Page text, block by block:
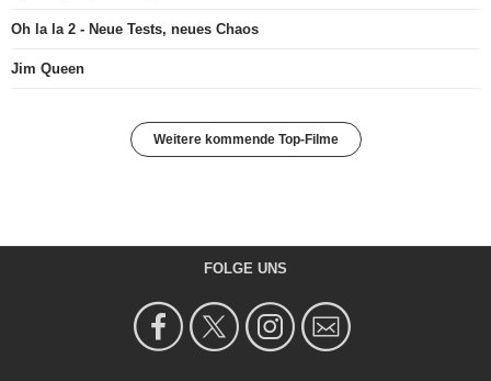
Oh la la 2 - Neue Tests, neues Chaos
Jim Queen
Weitere kommende Top-Filme
FOLGE UNS